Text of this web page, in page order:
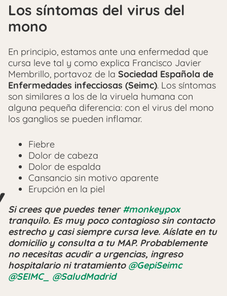
Los síntomas del virus del
mono
En principio, estamos ante una enfermedad que
cursa leve tal y como explica Francisco Javier
Membrillo, portavoz de la Sociedad Española de
Enfermedades infecciosas (Seimc). Los síntomas
son similares a los de la viruela humana con
alguna pequeña diferencia: con el virus del mono
los ganglios se pueden inflamar.
Fiebre
Dolor de cabeza
Dolor de espalda
Cansancio sin motivo aparente
Erupción en la piel
Si crees que puedes tener#monkeypox
tranquilo. Es muy poco contagioso sin contacto
estrecho y casi siempre cursa leve. Aíslate en tu
domicilio y consulta a tu MAP. Probablemente
no necesitas acudir a urgencias, ingreso
hospitalario ni tratamiento @GepiSeimc
@SEIMC_
@SaludMadrid